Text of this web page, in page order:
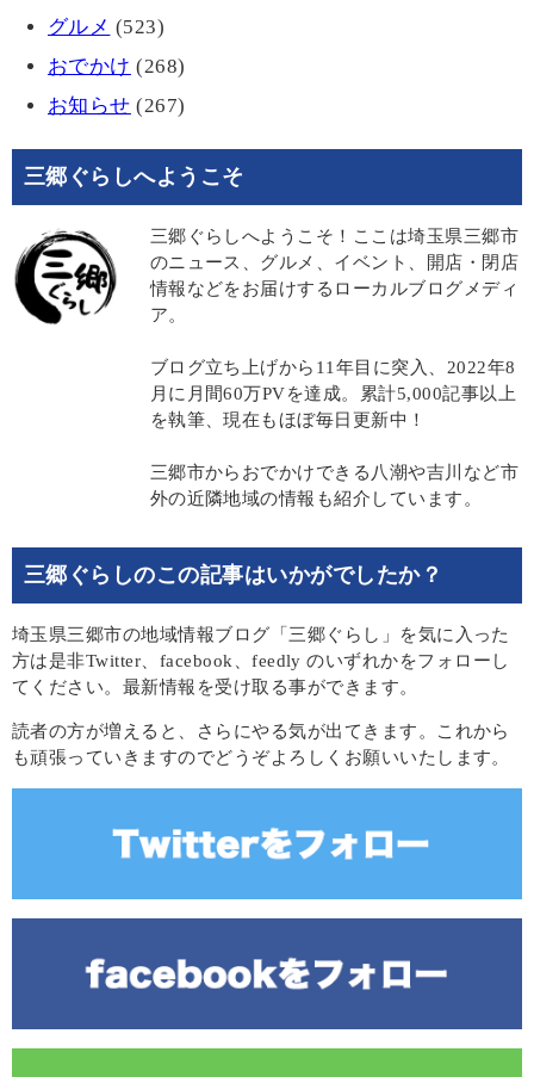
グルメ (523)
おでかけ (268)
お知らせ (267)
三郷ぐらしへようこそ
三郷ぐらしへようこそ！ここは埼玉県三郷市
のニュース、グルメ、イベント、開店・閉店
情報などをお届けするローカルブログメディ
ア。
ブログ立ち上げから11年目に突入、2022年8
月に月間60万PVを達成。累計5,000記事以上
を執筆、現在もほぼ毎日更新中！
三郷市からおでかけできる八潮や吉川など市
外の近隣地域の情報も紹介しています。
三郷ぐらしのこの記事はいかがでしたか？
埼玉県三郷市の地域情報ブログ「三郷ぐらし」を気に入った
方は是非Twitter、facebook、feedly のいずれかをフォローし
てください。最新情報を受け取る事ができます。
読者の方が増えると、さらにやる気が出てきます。これから
も頑張っていきますのでどうぞよろしくお願いいたします。